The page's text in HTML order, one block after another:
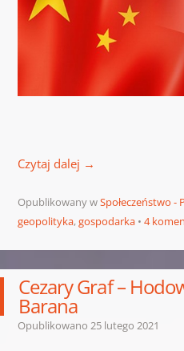
Czytaj dalej →
Opublikowany wSpołeczeństwo -
geopolityka,gospodarka 4
Cezary Graf –
Barana
Opublikowano 25 lutego 2021